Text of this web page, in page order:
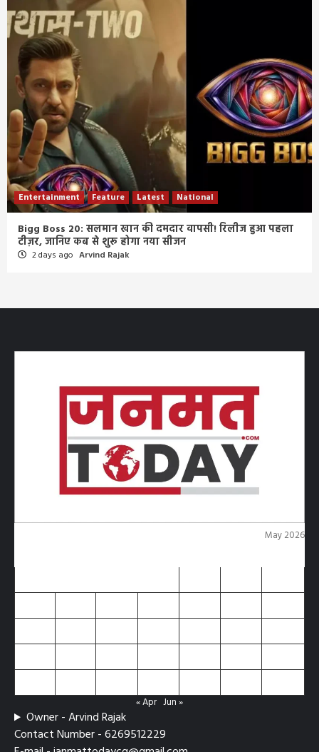
Entertainment Feature Latest National
Bigg Boss 20: सलमान खान की दमदार वापसी! रिलीज हुआ पहला
टीज़र, जानिए कब से शुरू होगा नया सीजन
2 days ago Arvind Rajak
May 2026
« Apr Jun »
Owner - Arvind Rajak
Contact Number - 6269512229